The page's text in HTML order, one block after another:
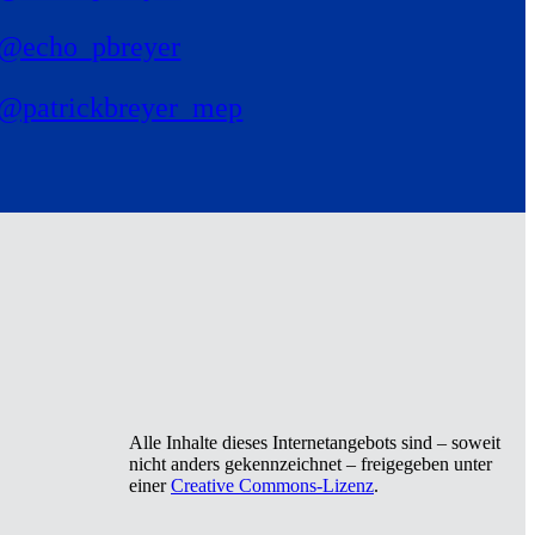
Alle Inhalte dieses Internetangebots sind – soweit
nicht anders gekennzeichnet – freigegeben unter
einerCreative Commons-Lizenz.